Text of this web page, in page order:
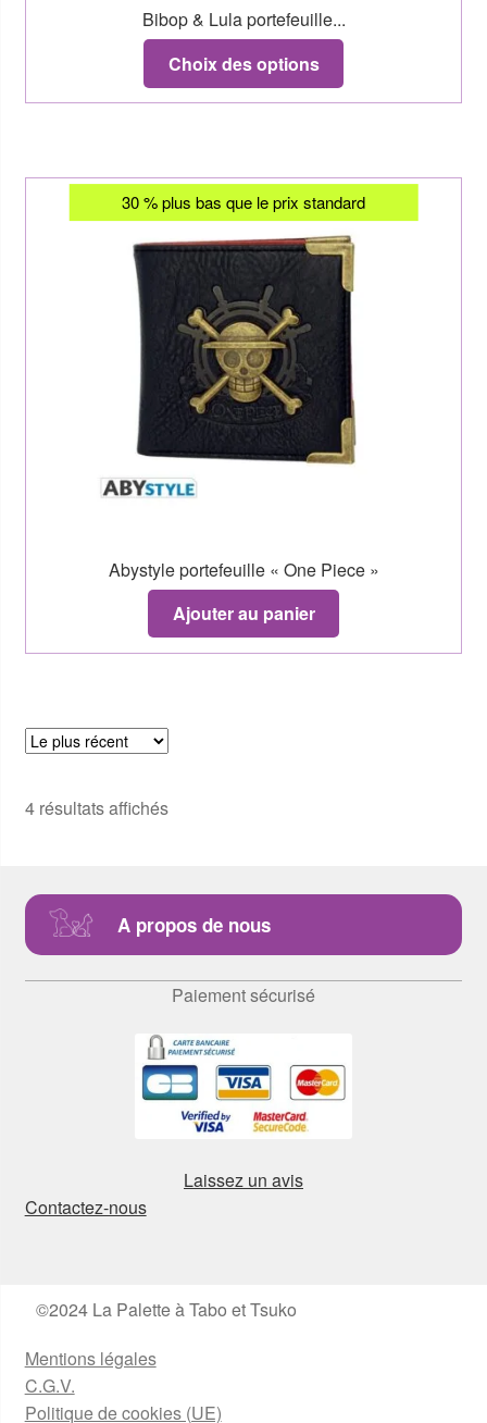
Bibop & Lula portefeuille...
Choix des options
30 % plus bas que le prix standard
Abystyle portefeuille « One Piece »
Ajouter au panier
4 résultats affichés
A propos de nous
Paiement sécurisé
Laissez un avis
Contactez-nous
©2024 La Palette à Tabo et Tsuko
Mentions légales
C.G.V.
Politique de cookies (UE)